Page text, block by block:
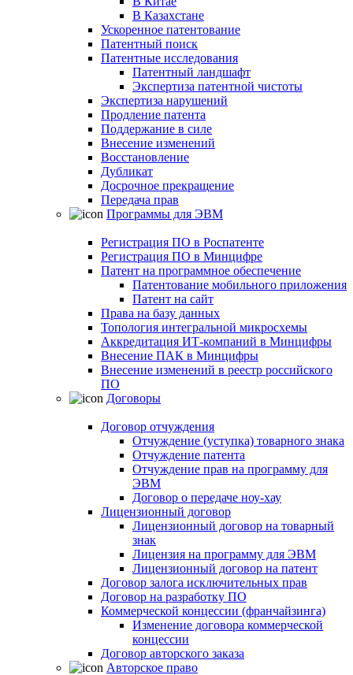
В Казахстане
Ускоренное патентование
Патентный поиск
Патентные исследования
Патентный ландшафт
Экспертиза патентной чистоты
Экспертиза нарушений
Продление патента
Поддержание в силе
Внесение изменений
Восстановление
Дубликат
Досрочное прекращение
Передача прав
Программы для ЭВМ
Регистрация ПО в Роспатенте
Регистрация ПО в Минцифре
Патент на программное обеспечение
Патентование мобильного приложения
Патент на сайт
Права на базу данных
Топология интегральной микросхемы
Аккредитация ИТ-компаний в Минцифры
Внесение ПАК в Минцифры
Внесение изменений в реестр российского
ПО
Договоры
Договор отчуждения
Отчуждение (уступка) товарного знака
Отчуждение патента
Отчуждение прав на программу для
ЭВМ
Договор о передаче ноу-хау
Лицензионный договор
Лицензионный договор на товарный
знак
Лицензия на программу для ЭВМ
Лицензионный договор на патент
Договор залога исключительных прав
Договор на разработку ПО
Коммерческой концессии (франчайзинга)
Изменение договора коммерческой
концессии
Договор авторского заказа
Авторское право